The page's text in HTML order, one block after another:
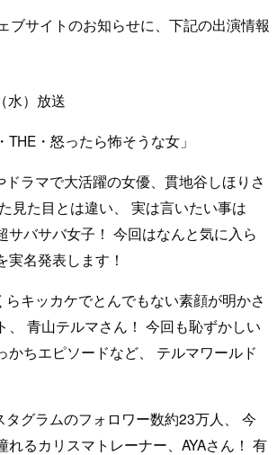
ブサイトのお知らせに、下記の出演情報
水）放送
・怒ったら怖そうな女」
ドラマで大活躍の女優、貫地谷しほりさ
見た目とは違い、 実は言いたい事は
サバサバ女子！ 今回はなんと気に入ら
実名発表します！
キッカケでとんでもない素顔が明かさ
、 青山テルマさん！ 今回も恥ずかしい
かちエピソードなど、 テルマワールド
タグラムのフォロワー数約23万人、 今
れるカリスマトレーナー、AYAさん！ 有